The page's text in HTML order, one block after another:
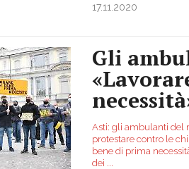
17.11.2020
Gli
Asti: gli ambulanti del
protestare contro le
bene di prima
dei